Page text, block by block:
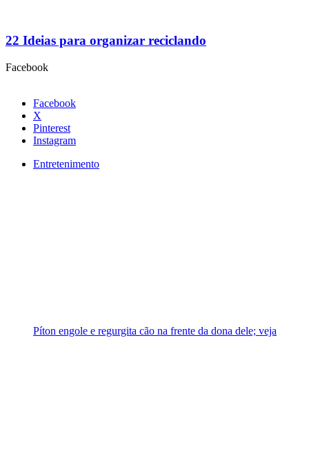
22 Ideias para organizar reciclando
Facebook
Facebook
X
Pinterest
Instagram
Entretenimento
Píton engole e regurgita cão na frente da dona dele; veja